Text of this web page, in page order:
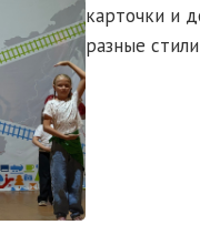
карточки и
разные